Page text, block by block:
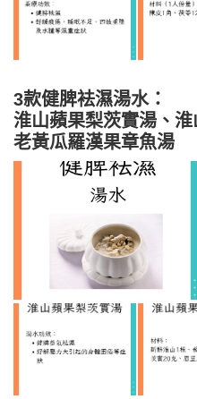
3款健脾袪濕湯水：
淮山蘋果梨茨實湯、
老黃瓜羅漢果章魚湯